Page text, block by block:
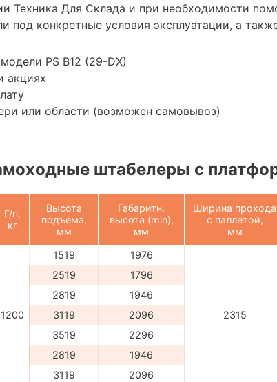
Техника Для Склада и при необходимости
под конкретные условия эксплуатации, а
PS B12 (29-DX)
акциях
или области (возможен самовывоз)
штабелеры с
Г/п,
кг
Высота
подъема,
мм
Габаритн.
высота (min),
мм
Ширина прохода
с паллетой,
мм
1200
1519 1976
2315
2519
1796
2819
1946
3119
2096
3519
2296
2819
1946
3119
2096